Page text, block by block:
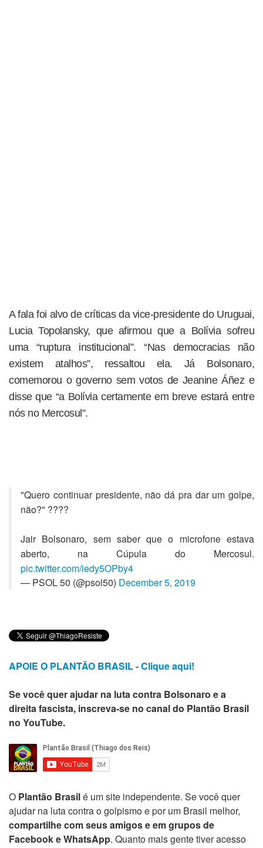
A fala foi alvo de críticas da vice-presidente do Uruguai,
Lucia Topolansky, que afirmou que a Bolívia sofreu
uma “ruptura institucional”. “Nas democracias não
existem atalhos”, ressaltou ela. Já Bolsonaro,
comemorou o governo sem votos de Jeanine Áñez e
disse que “a Bolívia certamente em breve estará entre
nós no Mercosul”.
"Quero continuar presidente, não dá pra dar um golpe,
não?" ????
Jair Bolsonaro, sem saber que o microfone estava
aberto, na Cúpula do Mercosul.
pic.twitter.com/iedy5OPby4
— PSOL 50 (@psol50) December 5, 2019
APOIE O PLANTÃO BRASIL - Clique aqui!
Se você quer ajudar na luta contra Bolsonaro e a
direita fascista, inscreva-se no canal do Plantão Brasil
no YouTube.
O Plantão Brasilé um site independente. Se você quer
ajudar na luta contra o golpismo e por um Brasil melhor,
compartilhe com seus amigos e em grupos de
Facebook e WhatsApp. Quanto mais gente tiver acesso